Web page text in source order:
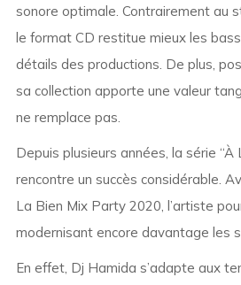
sonore optimale. Contrairement au
le format CD restitue mieux les
détails des productions. De plus,
sa collection apporte une valeur
ne remplace pas.
Depuis plusieurs années, la série “À
rencontre un succès considérable.
La Bien Mix Party 2020, l’artiste
modernisant encore davantage les
En effet, Dj Hamida s’adapte aux